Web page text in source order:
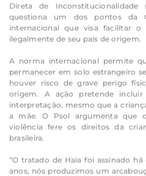
Direta de
questiona um dos pontos da
internacional que visa facilitar o
ilegalmente de seu país de origem.
A norma internacional permite
permanecer em solo estrangeiro
houver risco de grave perigo
origem. A ação pretende incluir
interpretação, mesmo que a
a mãe. O Psol argumenta que
violência fere os direitos da
brasileira.
“O tratado de Haia foi assinado
anos, nós produzimos um